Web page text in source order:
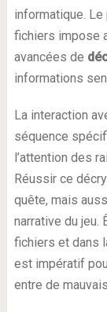
informatique. Le
fichiers impose
avancées de
informations
La interaction
séquence
l’attention des
Réussir ce
quête, mais
narrative du jeu.
fichiers et dans
est impératif
entre de